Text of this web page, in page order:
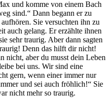
und komme von einem Bach
sind.“ Dann begann er zu
Sie versuchten ihn zu
auch gelang. Er erzählte ihnen
sehr traurig. Aber dann sagten
Denn das hilft dir nicht!
nicht, aber du musst dein Leben
bei uns. Wir sind eine
gern, wenn einer immer nur
und sei auch fröhlich!“ Sie
nicht mehr so traurig.